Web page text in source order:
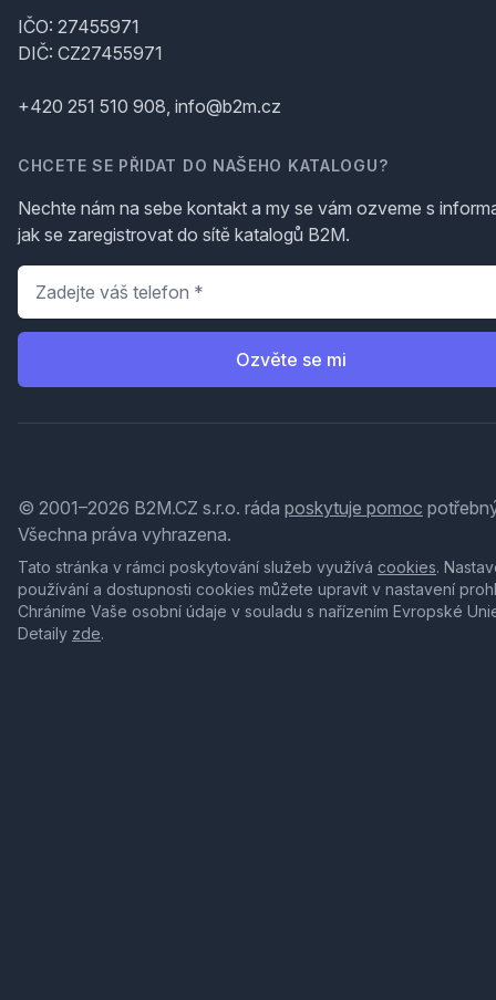
IČO: 27455971
DIČ: CZ27455971
+420 251 510 908, info@b2m.cz
CHCETE SE PŘIDAT DO NAŠEHO KATALOGU?
Nechte nám na sebe kontakt a my se vám ozveme s
jak se zaregistrovat do sítě katalogů B2M.
Telefon
Ozvěte se mi
© 2001–2026 B2M.CZ s.r.o. ráda poskytuje pomoc
Všechna práva vyhrazena.
Tato stránka v rámci poskytování služeb využívá cookies.
používání a dostupnosti cookies můžete upravit v nastavení
Chráníme Vaše osobní údaje v souladu s nařízením Evropské
Detaily zde.